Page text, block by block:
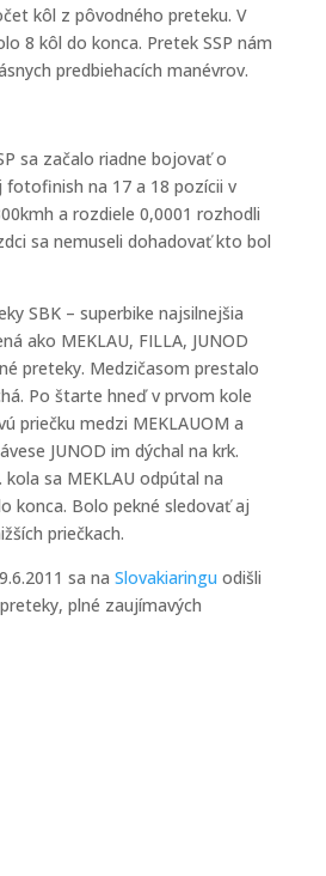
kôl z pôvodného preteku. V
8 kôl do konca. Pretek SSP nám
predbiehacích manévrov.
sa začalo riadne bojovať o
fotofinish na 17 a 18 pozícii v
a rozdiele 0,0001 rozhodli
sa nemuseli dohadovať kto bol
SBK – superbike najsilnejšia
ako MEKLAU, FILLA, JUNOD
preteky. Medzičasom prestalo
Po štarte hneď v prvom kole
priečku medzi MEKLAUOM a
JUNOD im dýchal na krk.
sa MEKLAU odpútal na
konca. Bolo pekné sledovať aj
priečkach.
sa na Slovakiaringu odišli
plné zaujímavých